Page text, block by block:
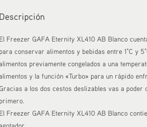
Descripción
El Freezer GAFA Eternity XL410 AB Blanco
para conservar alimentos y bebidas entre 1°C y
previamente congelados a una
y la función «Turbo» para un rápido
a los dos cestos deslizables vas a
primero.
El Freezer GAFA Eternity XL410 AB Blanco